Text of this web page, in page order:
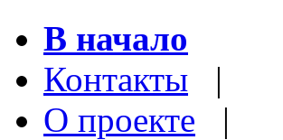
В начало
Контакты |
О проекте |